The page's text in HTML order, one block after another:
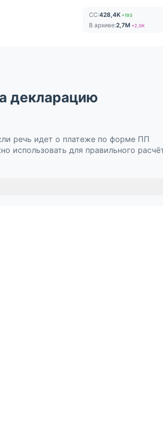
СС:428,4K+193
В архиве:2,7M +2,0K
декларацию
речь идет о платеже по форме ПП
использовать для правильного